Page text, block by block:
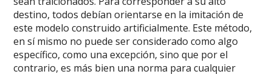
destino, todos debían orientarse en la imitación de
este modelo construido artificialmente. Este método,
en sí mismo no puede ser considerado como algo
específico, como una excepción, sino que por el
contrario, es más bien una norma para cualquier